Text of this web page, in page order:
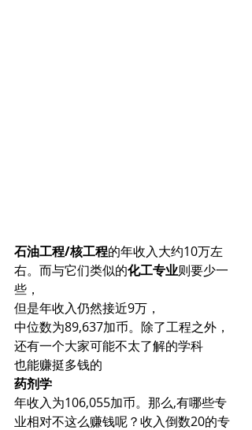
石油工程/核工程的年收入大约10万左
右。而与它们类似的化工专业则要少一
些，
但是年收入仍然接近9万，
中位数为89,637加币。除了工程之外，
还有一个大家可能不太了解的学科
也能赚挺多钱的
药剂学
年收入为106,055加币。那么,有哪些专
业相对不这么赚钱呢？收入倒数20的专